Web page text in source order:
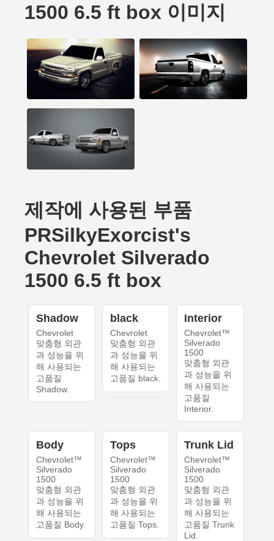
1500 6.5 ft box 이미지
제작에 사용된 부품
PRSilkyExorcist's
Chevrolet Silverado
1500 6.5 ft box
Shadow
Chevrolet
맞춤형 외관
과 성능을 위
해 사용되는
고품질
Shadow.
black
Chevrolet
맞춤형 외관
과 성능을 위
해 사용되는
고품질 black.
Interior
Chevrolet™
Silverado
1500
맞춤형 외관
과 성능을 위
해 사용되는
고품질
Interior.
Body
Chevrolet™
Silverado
1500
맞춤형 외관
과 성능을 위
해 사용되는
고품질 Body.
Tops
Chevrolet™
Silverado
1500
맞춤형 외관
과 성능을 위
해 사용되는
고품질 Tops.
Trunk Lid
Chevrolet™
Silverado
1500
맞춤형 외관
과 성능을 위
해 사용되는
고품질 Trunk
Lid.